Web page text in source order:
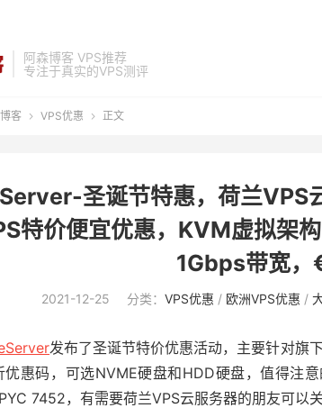
阿森博客 VPS推荐
专注于真实的VPS测评
客  VPS优惠  正文
圣诞节特惠，荷兰VPS
特价便宜优惠，KVM虚拟架
1Gbps带宽，
2021-12-25 分类： VPS优惠 / 欧洲VPS优惠 /
发布了圣诞节特价优惠活动，主要针对旗
优惠码，可选NVME硬盘和HDD硬盘，值得注
7452，有需要荷兰VPS云服务器的朋友可以关